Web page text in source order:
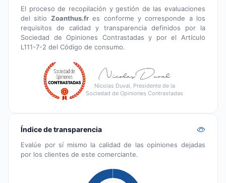
El proceso de recopilación y gestión de las evaluaciones
del sitio Zoanthus.fres conforme y corresponde a los
requisitos de calidad y transparencia definidos por la
Sociedad de Opiniones Contrastadas y por el Artículo
L111-7-2 del Código de consumo.
Nicolas Duval, Presidente de la
Sociedad de Opiniones Contrastadas
Índice de transparencia
Evalúe por sí mismo la calidad de las opiniones dejadas
por los clientes de este comerciante.